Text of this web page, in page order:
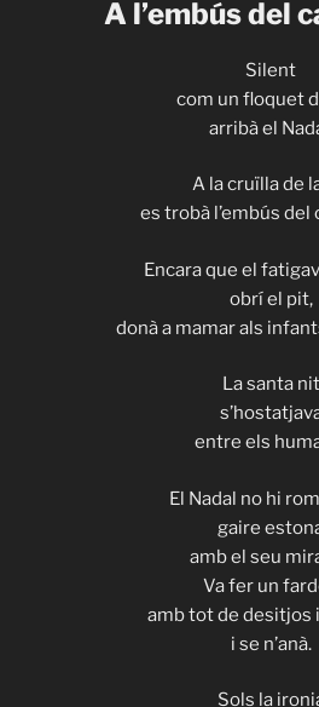
A l’embús del
Silent
com un floquet
arribà el
A la cruïlla de
es trobà l’embús del
Encara que el
obrí el pit,
donà a mamar als
La santa nit
entre els
El Nadal no hi
gaire
amb el seu
Va fer un
amb tot de desitjos
i se n’anà.
Sols la